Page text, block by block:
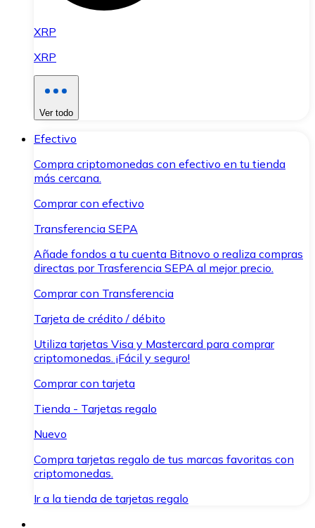
XRP
XRP
Ver todo
Efectivo
Compra criptomonedas con efectivo en tu tienda
más cercana.
Comprar con efectivo
Transferencia SEPA
Añade fondos a tu cuenta Bitnovo o realiza compras
directas por Trasferencia SEPA al mejor precio.
Comprar con Transferencia
Tarjeta de crédito / débito
Utiliza tarjetas Visa y Mastercard para comprar
criptomonedas. ¡Fácil y seguro!
Comprar con tarjeta
Tienda - Tarjetas regalo
Nuevo
Compra tarjetas regalo de tus marcas favoritas con
criptomonedas.
Ir a la tienda de tarjetas regalo